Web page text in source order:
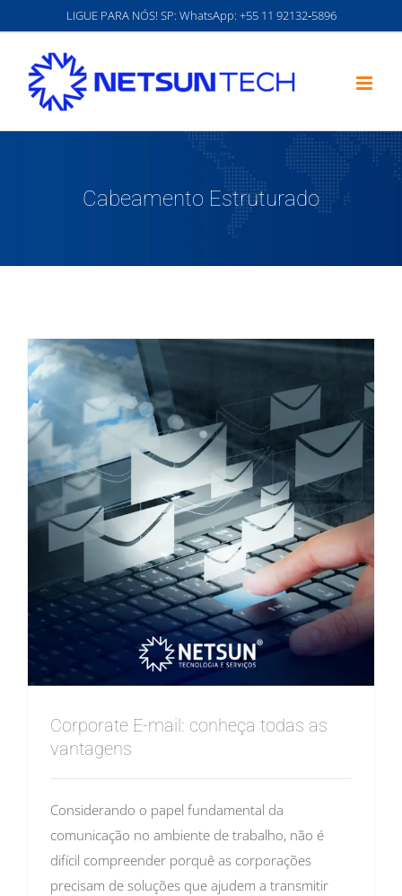
para
conteúdo
LIGUE PARA NÓS! SP: WhatsApp: ‪+55 11 92132‑5896‬
Cabeamento Estruturado
Corporate E-mail: conheça todas as
vantagens
Considerando o papel fundamental da
comunicação no ambiente de trabalho, não é
difícil compreender porquê as corporações
precisam de soluções que ajudem a transmitir